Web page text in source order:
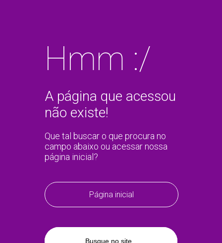
Hmm :/
A página que acessou
não existe!
Que tal buscar o que procura no
campo abaixo ou acessar nossa
página inicial?
Página inicial